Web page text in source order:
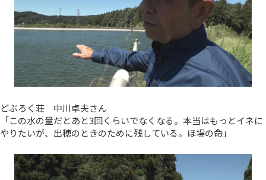
どぶろく荘 中川卓夫さん
「この水の量だとあと3回くらいでなくなる。本当はもっとイネに
やりたいが、出穂のときのために残している。ほ場の命」